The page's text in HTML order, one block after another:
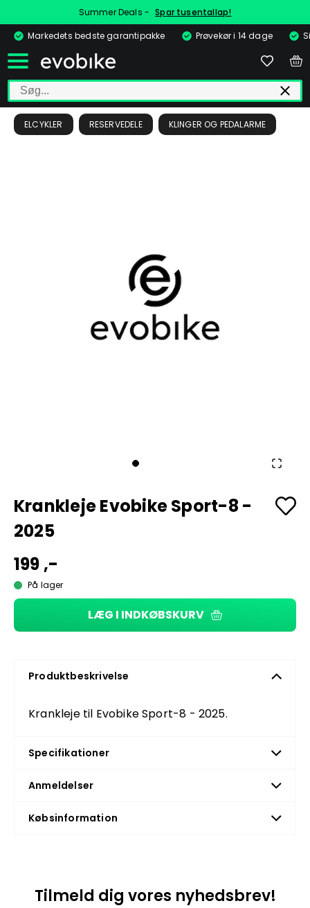
Summer Deals - Spar tusentallap!
Markedets bedste garantipakke
Prøvekør i 14 dage
ELCYKLER RESERVEDELE KLINGER OG PEDALARME
Krankleje Evobike Sport-8 -
2025
199 ,-
På lager
LÆG I INDKØBSKURV
Produktbeskrivelse
Krankleje til Evobike Sport-8 - 2025.
Specifikationer
Anmeldelser
Købsinformation
Tilmeld dig vores nyhedsbrev!